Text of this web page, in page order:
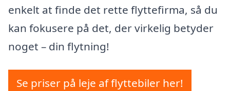
enkelt at finde det rette flyttefirma, så du
kan fokusere på det, der virkelig betyder
noget – din flytning!
Se priser på leje af flyttebiler her!